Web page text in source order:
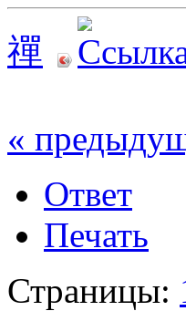
禪
«
Ответ
Печать
Страницы: